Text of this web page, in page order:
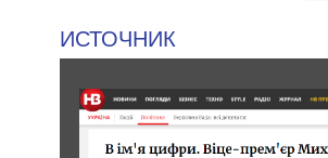
ИСТОЧНИК